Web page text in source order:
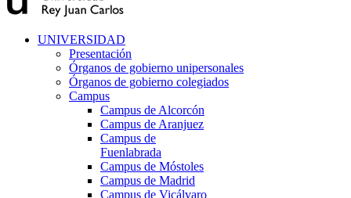
UNIVERSIDAD
Presentación
Órganos de gobierno unipersonales
Órganos de gobierno colegiados
Campus
Campus de Alcorcón
Campus de Aranjuez
Campus de
Fuenlabrada
Campus de Móstoles
Campus de Madrid
Campus de Vicálvaro